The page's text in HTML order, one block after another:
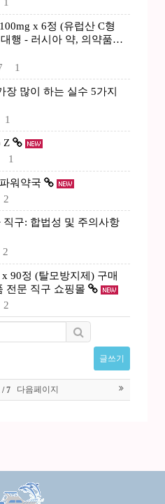
1
x 6정 (유럽산 C형
행 - 러시아 약, 의약품…
1
장 많이 하는 실수 5가지
1
Z
1
워약국
2
직구: 합법성 및 주의사항
2
90정 (탈모방지제) 구매
전문 직구 쇼핑몰
2
글쓰기
/ 7 다음페이지